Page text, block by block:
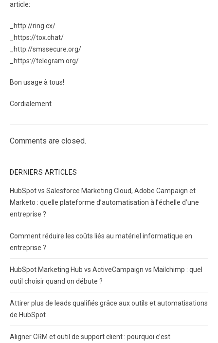
article:
_http://ring.cx/
_https://tox.chat/
_http://smssecure.org/
_https://telegram.org/
Bon usage à tous!
Cordialement
Comments are closed.
DERNIERS ARTICLES
HubSpot vs Salesforce Marketing Cloud, Adobe Campaign et
Marketo : quelle plateforme d’automatisation à l’échelle d’une
entreprise ?
Comment réduire les coûts liés au matériel informatique en
entreprise ?
HubSpot Marketing Hub vs ActiveCampaign vs Mailchimp : quel
outil choisir quand on débute ?
Attirer plus de leads qualifiés grâce aux outils et automatisations
de HubSpot
Aligner CRM et outil de support client : pourquoi c’est